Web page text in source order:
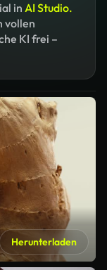
in AI Studio.
vollen
KI frei –
Herunterladen